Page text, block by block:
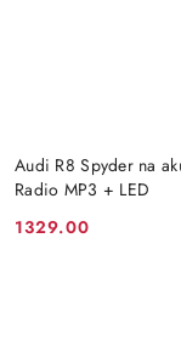
Audi R8 Spyder na
Radio MP3 + LED
Cena:
1329.00